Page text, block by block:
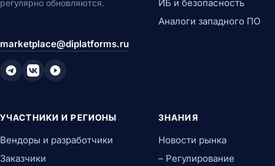
регулярно обновляются.
marketplace@diplatforms.ru
ИБ и безопасность
Аналоги западного ПО
УЧАСТНИКИ И РЕГИОНЫ
Вендоры и разработчики
Заказчики
ЗНАНИЯ
Новости рынка
– Регулирование